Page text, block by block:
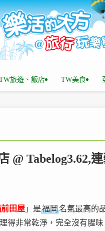
旅遊、飯店 TW美食
@ Tabelog3.62,
田屋 」是福岡名氣最高的
得非常乾淨，完全沒有腥味